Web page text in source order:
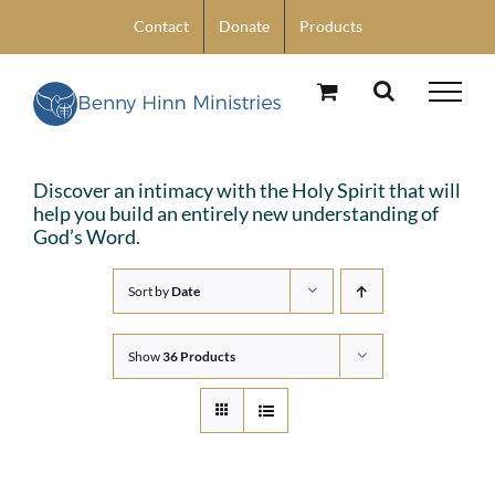
content
Contact Donate Products
Discover an intimacy with the Holy Spirit that will
help you build an entirely new understanding of
God’s Word.
Sort byDate
Show36 Products